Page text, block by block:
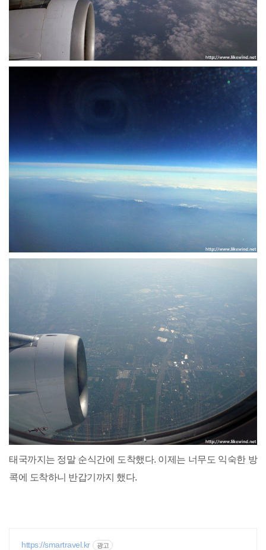
태국까지는 정말 순식간에 도착했다. 이제는 너무도 익숙한 방
콕에 도착하니 반갑기까지 했다.
https://smartravel.kr 광고